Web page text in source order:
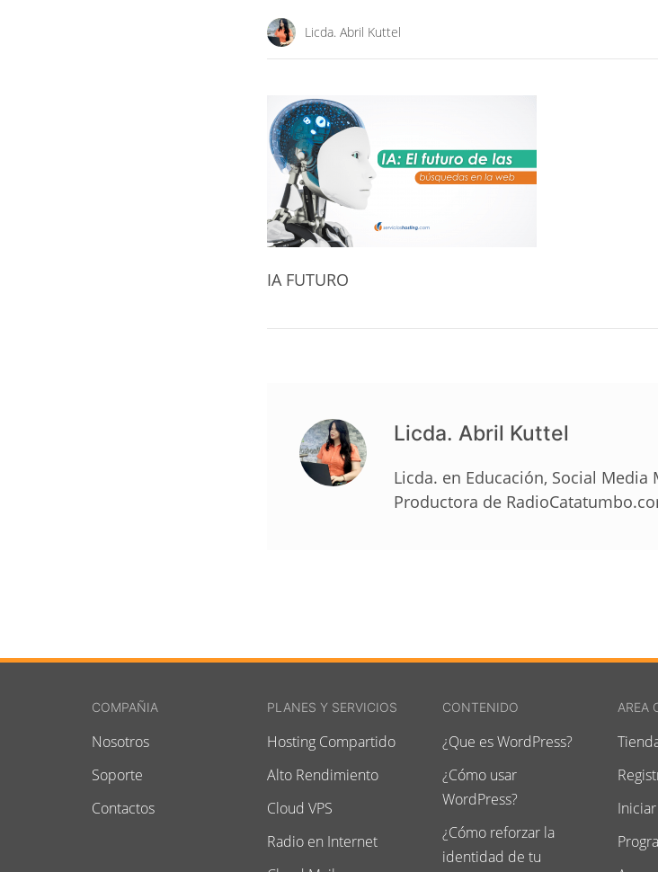
Licda. Abril Kuttel
IA FUTURO
Licda. Abril Kuttel
Licda. en Educación, Social
Productora de
COMPAÑIA
Nosotros
Soporte
Contactos
PLANES Y SERVICIOS
Hosting Compartido
Alto Rendimiento
Cloud VPS
Radio en Internet
CONTENIDO
¿Que es WordPress?
¿Cómo usar
WordPress?
¿Cómo reforzar la
identidad de tu
AREA